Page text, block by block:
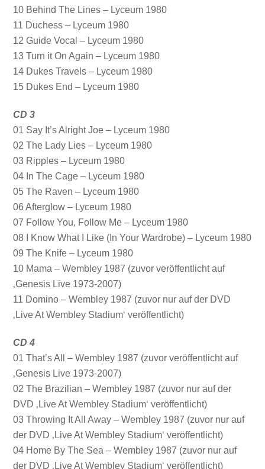
10 Behind The Lines – Lyceum 1980
11 Duchess – Lyceum 1980
12 Guide Vocal – Lyceum 1980
13 Turn it On Again – Lyceum 1980
14 Dukes Travels – Lyceum 1980
15 Dukes End – Lyceum 1980
CD 3
01 Say It’s Alright Joe – Lyceum 1980
02 The Lady Lies – Lyceum 1980
03 Ripples – Lyceum 1980
04 In The Cage – Lyceum 1980
05 The Raven – Lyceum 1980
06 Afterglow – Lyceum 1980
07 Follow You, Follow Me – Lyceum 1980
08 I Know What I Like (In Your Wardrobe) – Lyceum 1980
09 The Knife – Lyceum 1980
10 Mama – Wembley 1987 (zuvor veröffentlicht auf
‚Genesis Live 1973-2007)
11 Domino – Wembley 1987 (zuvor nur auf der DVD
‚Live At Wembley Stadium‘ veröffentlicht)
CD 4
01 That’s All – Wembley 1987 (zuvor veröffentlicht auf
‚Genesis Live 1973-2007)
02 The Brazilian – Wembley 1987 (zuvor nur auf der
DVD ‚Live At Wembley Stadium‘ veröffentlicht)
03 Throwing It All Away – Wembley 1987 (zuvor nur auf
der DVD ‚Live At Wembley Stadium‘ veröffentlicht)
04 Home By The Sea – Wembley 1987 (zuvor nur auf
der DVD ‚Live At Wembley Stadium‘ veröffentlicht)